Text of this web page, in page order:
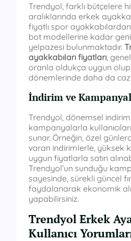
Trendyol, farklı bütçelere
aralıklarında erkek
fiyatlı spor
bot modellerine kadar
yelpazesi bulunmaktadır.
ayakkabıları fiyatları ,
oranla oldukça uygun
dönemlerinde daha da
İndirim ve
Trendyol, dönemsel
kampanyalarla
sunar. Örneğin, özel
varan indirimlerle, yüksek
uygun fiyatlarla satın
Trendyol’un sunduğu
sayesinde, sürekli güncel
faydalanarak ekonomik
yapabilirsiniz.
Trendyol Erkek
Kullanıcı